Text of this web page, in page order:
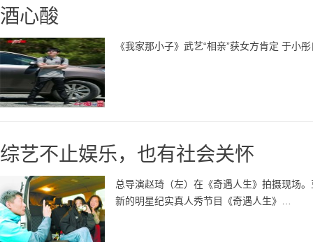
酒心酸
《我家那小子》武艺“相亲”获女方肯定 于小
综艺不止娱乐，也有社会关怀
总导演赵琦（左）在《奇遇人生》拍摄现场
新的明星纪实真人秀节目《奇遇人生》…